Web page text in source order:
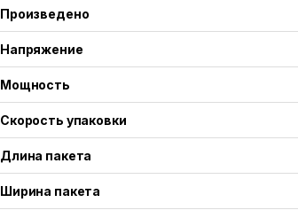
Произведено
Напряжение
Мощность
Скорость упаковки
Длина пакета
Ширина пакета